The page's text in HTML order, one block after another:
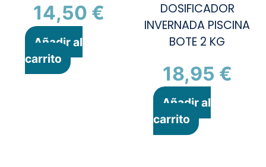
14,50 €
Añadir al
carrito
DOSIFICADOR
INVERNADA PISCINA
BOTE 2 KG
18,95 €
Añadir al
carrito